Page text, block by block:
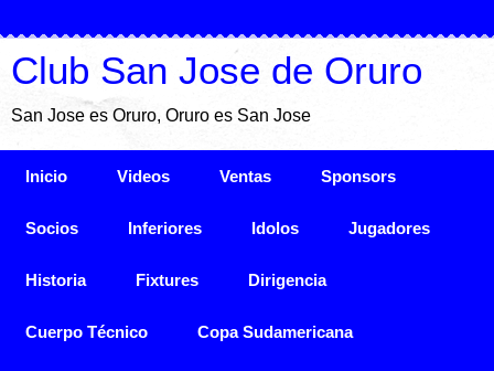
Club San Jose de Oruro
San Jose es Oruro, Oruro es San Jose
Inicio Videos Ventas Sponsors
Socios Inferiores Idolos Jugadores
Historia Fixtures Dirigencia
Cuerpo Técnico Copa Sudamericana